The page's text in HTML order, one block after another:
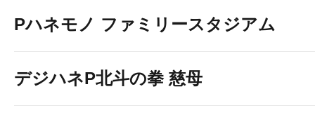
Pハネモノ ファミリースタジアム
デジハネP北斗の拳 慈母